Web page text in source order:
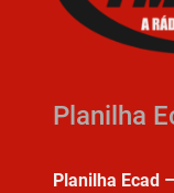
Planilha
Planilha Ecad